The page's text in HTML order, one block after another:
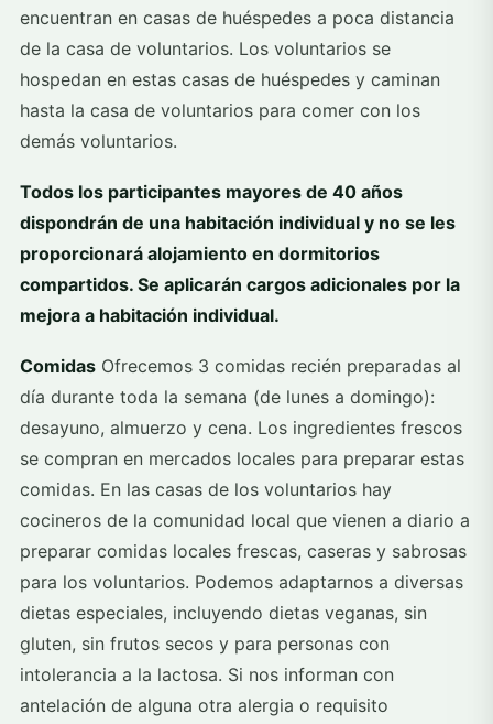
encuentran en casas de huéspedes a poca distancia
de la casa de voluntarios. Los voluntarios se
hospedan en estas casas de huéspedes y caminan
hasta la casa de voluntarios para comer con los
demás voluntarios.
Todos los participantes mayores de 40 años
dispondrán de una habitación individual y no se les
proporcionará alojamiento en dormitorios
compartidos. Se aplicarán cargos adicionales por la
mejora a habitación individual.
Comidas Ofrecemos 3 comidas recién preparadas al
día durante toda la semana (de lunes a domingo):
desayuno, almuerzo y cena. Los ingredientes frescos
se compran en mercados locales para preparar estas
comidas. En las casas de los voluntarios hay
cocineros de la comunidad local que vienen a diario a
preparar comidas locales frescas, caseras y sabrosas
para los voluntarios. Podemos adaptarnos a diversas
dietas especiales, incluyendo dietas veganas, sin
gluten, sin frutos secos y para personas con
intolerancia a la lactosa. Si nos informan con
antelación de alguna otra alergia o requisito